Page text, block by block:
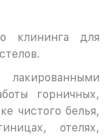
клининга для
горничных,
чистого белья,
отелях,